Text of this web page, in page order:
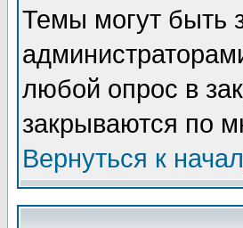
Темы могут быть
любой опрос в
закрываются по
Вернуться к